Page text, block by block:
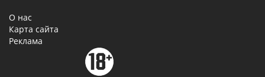
О нас
Карта сайта
Реклама